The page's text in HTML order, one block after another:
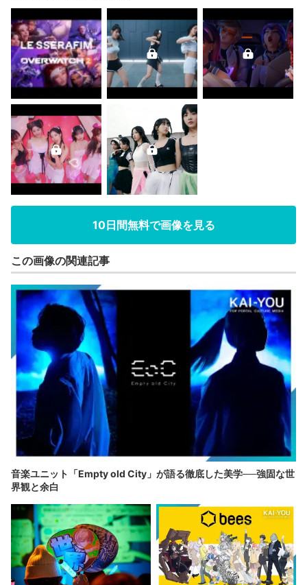
10日間無料で画像を見る
この画像の関連記事
音楽ユニット「Empty old City」が語る徹底した美学──強固な世
界観と余白